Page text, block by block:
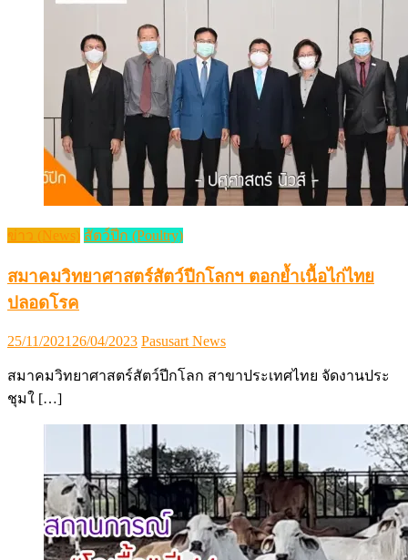
ข่าว (News) สัตว์ปีก (Poultry)
สมาคมวิทยาศาสตร์สัตว์ปีกโลกฯ ตอกย้ำเนื้อไก่ไทย
ปลอดโรค
Posted
25/11/2021 26/04/2023 Author
Pasusart News
สมาคมวิทยาศาสตร์สัตว์ปีกโลก สาขาประเทศไทย จัดงานประ
ชุมใ […]